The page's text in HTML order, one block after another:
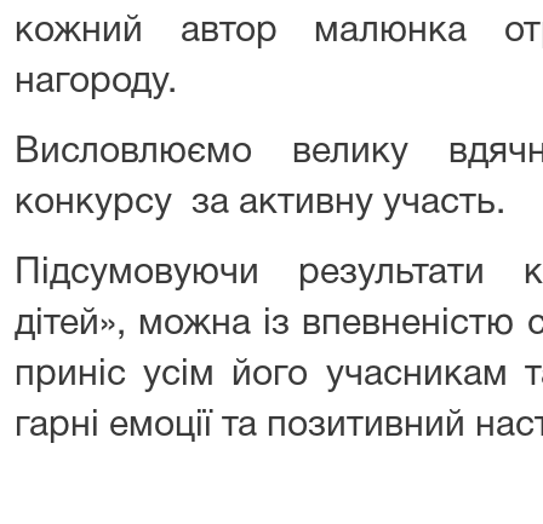
кожний автор малюнка
нагороду.
Висловлюємо велику
конкурсу за активну участь.
Підсумовуючи
дітей», можна із впевненістю
приніс усім його учасникам
гарні емоції та позитивний